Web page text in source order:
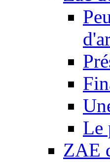
Le
ZAE